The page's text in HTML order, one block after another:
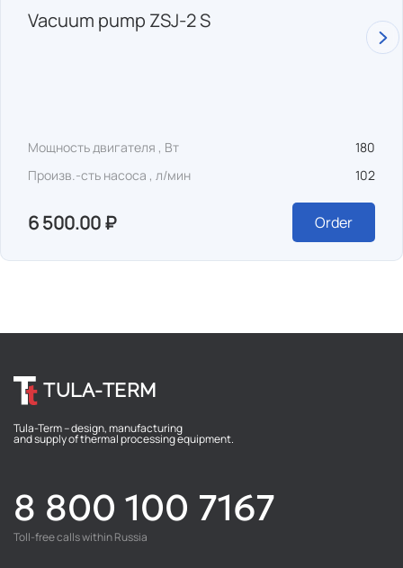
Vacuum pump ZSJ-2 S
Мощность двигателя , Вт
180
Произв.-сть насоса , л/мин
102
6 500.00 ₽ Order
TULA-TERM
Tula-Term – design, manufacturing
and supply of thermal processing equipment.
8 800 100 7167
Toll-free calls within Russia